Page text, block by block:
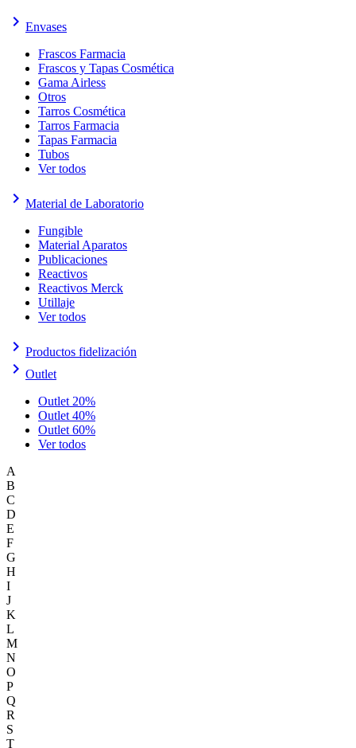
keyboard_arrow_right Envases
Frascos Farmacia
Frascos y Tapas Cosmética
Gama Airless
Otros
Tarros Cosmética
Tarros Farmacia
Tapas Farmacia
Tubos
Ver todos
keyboard_arrow_right Material de Laboratorio
Fungible
Material Aparatos
Publicaciones
Reactivos
Reactivos Merck
Utillaje
Ver todos
keyboard_arrow_right Productos fidelización
keyboard_arrow_right Outlet
Outlet 20%
Outlet 40%
Outlet 60%
Ver todos
A
B
C
D
E
F
G
H
I
J
K
L
M
N
O
P
Q
R
S
T